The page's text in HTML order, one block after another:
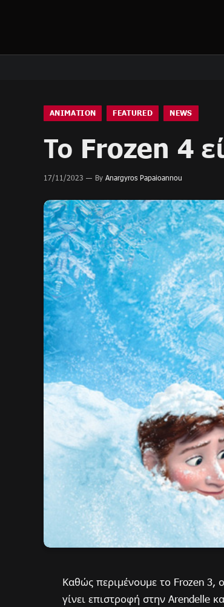
ANIMATION FEATURED NEWS
Το Frozen 4
17/11/2023 By Anargyros Papaioannou
Καθώς περιμένουμε το Frozen 3, ο
γίνει επιστροφή στην Arendelle